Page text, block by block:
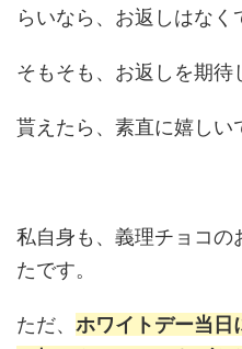
らいなら、お返しはなく
そもそも、お返しを期待
貰えたら、素直に嬉しい
私自身も、義理チョコの
たです。
ただ、 ホワイトデー当日